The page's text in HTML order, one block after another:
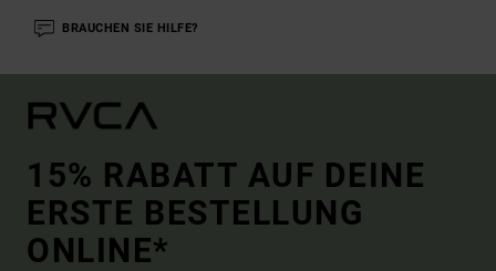
BRAUCHEN SIE HILFE?
15% RABATT AUF DEINE
ERSTE BESTELLUNG
ONLINE*